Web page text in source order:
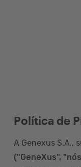
Política de
A Genexus S.A.,
("GeneXus",